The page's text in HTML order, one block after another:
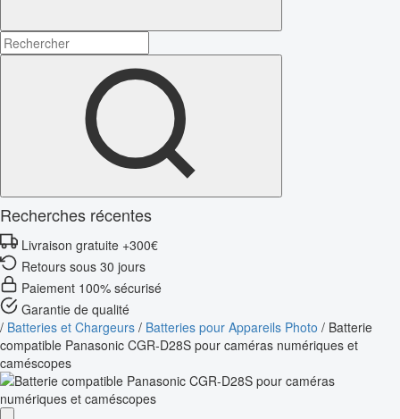
Recherches récentes
Livraison gratuite +300€
Retours sous 30 jours
Paiement 100% sécurisé
Garantie de qualité
/ Batteries et Chargeurs / Batteries pour Appareils Photo / Batterie
compatible Panasonic CGR-D28S pour caméras numériques et
caméscopes